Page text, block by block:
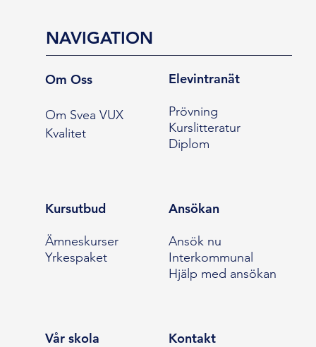
NAVIGATION
Om Oss
Om Svea VUX
Kvalitet
Elevintranät
Prövning
Kurslitteratur
Diplom
Kursutbud
Ämneskurser
Yrkespaket
Ansökan
Ansök nu
Interkommunal
Hjälp med ansökan
Vår skola Kontakt